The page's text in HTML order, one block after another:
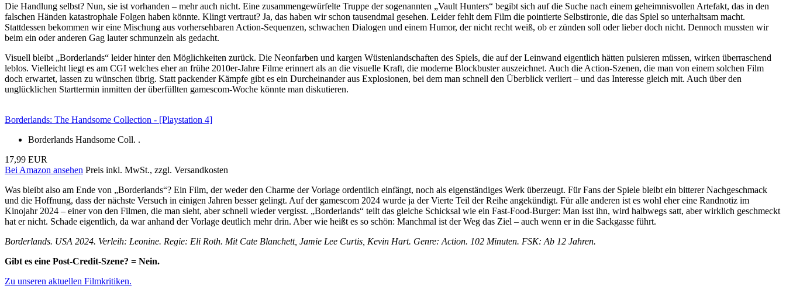
Die Handlung selbst? Nun, sie ist vorhanden – mehr auch nicht. Eine zusammengewürfelte Truppe der sogenannten „Vault Hunters“ begibt sich auf die Suche nach einem geheimnisvollen Artefakt, das in den
falschen Händen katastrophale Folgen haben könnte. Klingt vertraut? Ja, das haben wir schon tausendmal gesehen. Leider fehlt dem Film die pointierte Selbstironie, die das Spiel so unterhaltsam macht.
Stattdessen bekommen wir eine Mischung aus vorhersehbaren Action-Sequenzen, schwachen Dialogen und einem Humor, der nicht recht weiß, ob er zünden soll oder lieber doch nicht. Dennoch mussten wir
beim ein oder anderen Gag lauter schmunzeln als gedacht.
Visuell bleibt „Borderlands“ leider hinter den Möglichkeiten zurück. Die Neonfarben und kargen Wüstenlandschaften des Spiels, die auf der Leinwand eigentlich hätten pulsieren müssen, wirken überraschend
leblos. Vielleicht liegt es am CGI welches eher an frühe 2010er-Jahre Filme erinnert als an die visuelle Kraft, die moderne Blockbuster auszeichnet. Auch die Action-Szenen, die man von einem solchen Film
doch erwartet, lassen zu wünschen übrig. Statt packender Kämpfe gibt es ein Durcheinander aus Explosionen, bei dem man schnell den Überblick verliert – und das Interesse gleich mit. Auch über den
unglücklichen Starttermin inmitten der überfüllten gamescom-Woche könnte man diskutieren.
Borderlands: The Handsome Collection - [Playstation 4]
Borderlands Handsome Coll. .
17,99 EUR
Bei Amazon ansehen Preis inkl. MwSt., zzgl. Versandkosten
Was bleibt also am Ende von „Borderlands“? Ein Film, der weder den Charme der Vorlage ordentlich einfängt, noch als eigenständiges Werk überzeugt. Für Fans der Spiele bleibt ein bitterer Nachgeschmack
und die Hoffnung, dass der nächste Versuch in einigen Jahren besser gelingt. Auf der gamescom 2024 wurde ja der Vierte Teil der Reihe angekündigt. Für alle anderen ist es wohl eher eine Randnotiz im
Kinojahr 2024 – einer von den Filmen, die man sieht, aber schnell wieder vergisst. „Borderlands“ teilt das gleiche Schicksal wie ein Fast-Food-Burger: Man isst ihn, wird halbwegs satt, aber wirklich geschmeckt
hat er nicht. Schade eigentlich, da war anhand der Vorlage deutlich mehr drin. Aber wie heißt es so schön: Manchmal ist der Weg das Ziel – auch wenn er in die Sackgasse führt.
Borderlands. USA 2024. Verleih: Leonine. Regie: Eli Roth. Mit Cate Blanchett, Jamie Lee Curtis, Kevin Hart. Genre: Action. 102 Minuten. FSK: Ab 12 Jahren.
Gibt es eine Post-Credit-Szene? = Nein.
Zu unseren aktuellen Filmkritiken.